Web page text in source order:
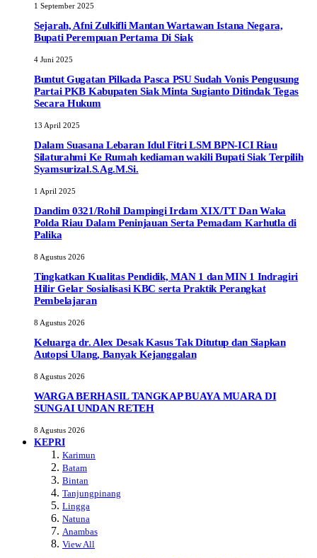
1 September 2025
Sejarah, Afni Zulkifli Mantan Wartawan Istana Negara,
Bupati Perempuan Pertama Di Siak
4 Juni 2025
Buntut Gugatan Pilkada Pasca PSU Sudah Vonis Pengusung
Partai PKB Kabupaten Siak Minta Sugianto Ditindak Tegas
Secara Hukum
13 April 2025
Dalam Suasana Lebaran Idul Fitri LSM BPN-ICI Riau
Silaturahmi Ke Rumah kediaman wakili Bupati Siak Terpilih
Syamsurizal.S.Ag.M.Si.
1 April 2025
Dandim 0321/Rohil Dampingi Irdam XIX/TT Dan Waka
Polda Riau Dalam Peninjauan Serta Pemadam Karhutla di
Palika
8 Agustus 2026
Tingkatkan Kualitas Pendidik, MAN 1 dan MIN 1 Indragiri
Hilir Gelar Sosialisasi KBC serta Praktik Perangkat
Pembelajaran
8 Agustus 2026
Keluarga dr. Alex Desak Kasus Tak Ditutup dan Siapkan
Autopsi Ulang, Banyak Kejanggalan
8 Agustus 2026
WARGA BERHASIL TANGKAP BUAYA MUARA DI
SUNGAI UNDAN RETEH
8 Agustus 2026
KEPRI
Karimun
Batam
Bintan
Tanjungpinang
Lingga
Natuna
Anambas
View All